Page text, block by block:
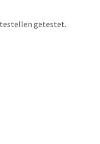
getestet.